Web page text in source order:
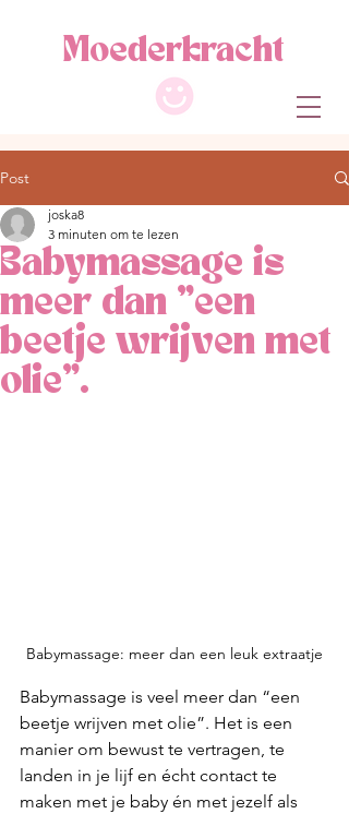
Moederkracht
Post
Babymassage is
meer dan "een
beetje wrijven met
olie".
joska8
3 minuten om te lezen
Babymassage: meer dan een leuk extraatje
Babymassage is veel meer dan “een
beetje wrijven met olie”. Het is een
manier om bewust te vertragen, te
landen in je lijf en écht contact te
maken met je baby én met jezelf als